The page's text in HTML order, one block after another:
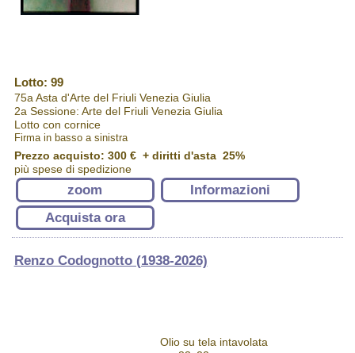
Lotto: 99
75a Asta d'Arte del Friuli Venezia Giulia
2a Sessione: Arte del Friuli Venezia Giulia
Lotto con cornice
Firma in basso a sinistra
Prezzo acquisto: 300 €+ diritti d'asta 25%
più spese di spedizione
zoom
Informazioni
Acquista ora
Renzo Codognotto (1938-2026)
Olio su tela intavolata